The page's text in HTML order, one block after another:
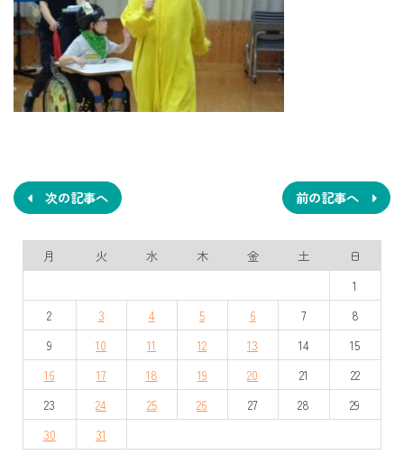
稿
ナ
ビ
ゲ
ー
シ
ョ
ン
前の記事へ
次の記事へ
月 火 水 木 金 土
日
1
2
3 4 5 6 7
8
9
10 11 12 13 14
15
16
17 18 19 20 21
22
23
24 25 26 27 28
29
30
31